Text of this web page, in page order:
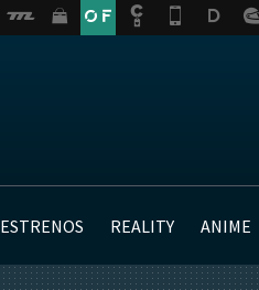
ESTRENOS REALITY ANIME